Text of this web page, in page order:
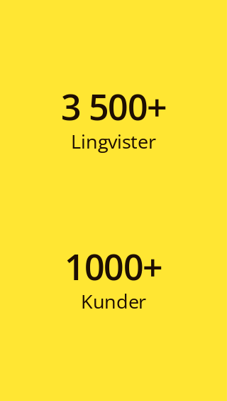
3 500+
Lingvister
1000+
Kunder